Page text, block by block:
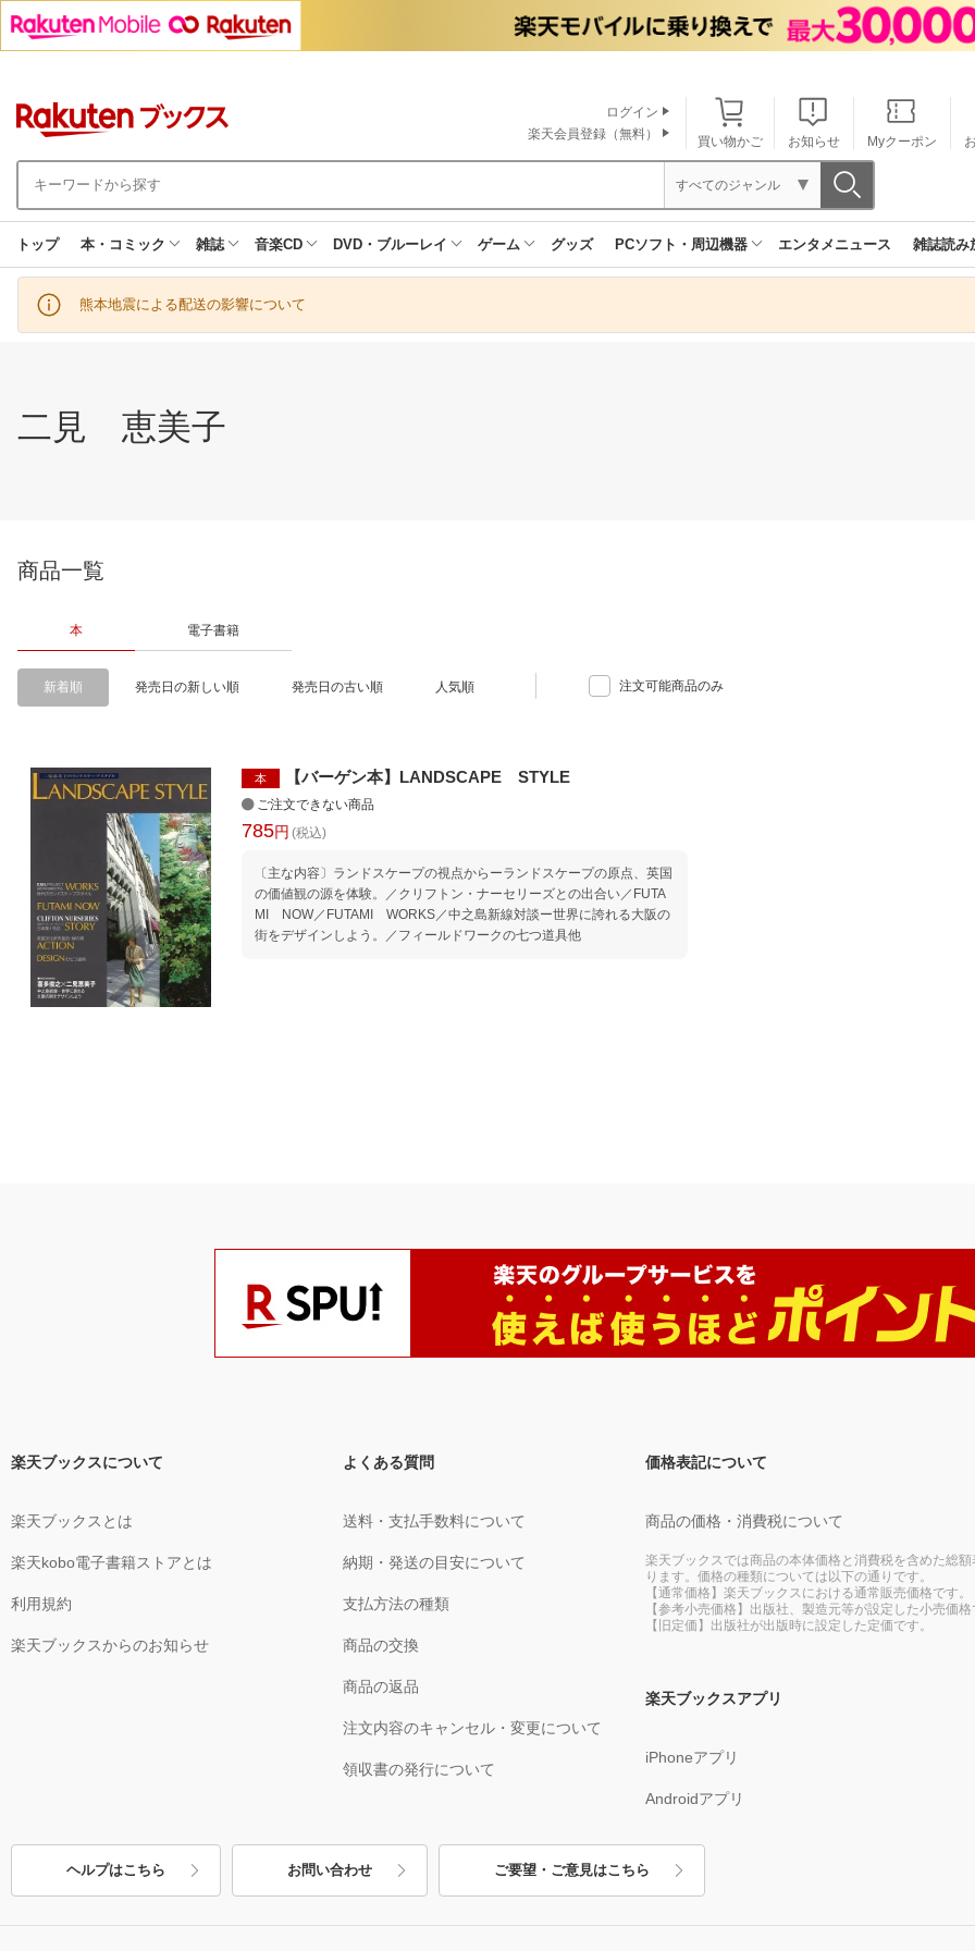
買い物かご お知らせ Myクーポン
ログイン
楽天会員登録（無料）
すべてのジャンル
トップ 本・コミック 雑誌 音楽CD DVD・ブルーレイ ゲーム グッズ PCソフト・周辺機器 エンタメニュース 雑誌読み
熊本地震による配送の影響について
二見 恵美子
商品一覧
本 電子書籍
新着順 発売日の新しい順 発売日の古い順 人気順 注文可能商品のみ
本 【バーゲン本】LANDSCAPE STYLE
ご注文できない商品
785円 (税込)
〔主な内容〕ランドスケープの視点からーランドスケープの原点、英国
の価値観の源を体験。／クリフトン・ナーセリーズとの出合い／FUTA
MI NOW／FUTAMI WORKS／中之島新線対談ー世界に誇れる大阪の
街をデザインしよう。／フィールドワークの七つ道具他
楽天ブックスについて
楽天ブックスとは
楽天kobo電子書籍ストアとは
利用規約
楽天ブックスからのお知らせ
よくある質問
送料・支払手数料について
納期・発送の目安について
支払方法の種類
商品の交換
商品の返品
注文内容のキャンセル・変更について
領収書の発行について
価格表記について
商品の価格・消費税について
楽天ブックスでは商品の本体価格と消費税を含めた総額
ります。価格の種類については以下の通りです。
【通常価格】楽天ブックスにおける通常販売価格です。
【参考小売価格】出版社、製造元等が設定した小売価格
【旧定価】出版社が出版時に設定した定価です。
楽天ブックスアプリ
iPhoneアプリ
Androidアプリ
ヘルプはこちら お問い合わせ ご要望・ご意見はこちら